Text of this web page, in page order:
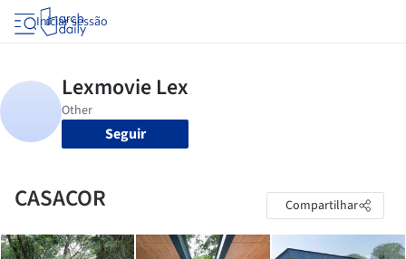
Iniciar sessão
Seguir
CASACOR Compartilhar